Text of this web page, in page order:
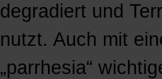
degradiert und
nutzt. Auch mit
„parrhesia“